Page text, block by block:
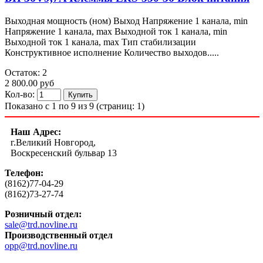
Выходная мощность (ном) Выход Напряжение 1 канала, min
Напряжение 1 канала, max Выходной ток 1 канала, min
Выходной ток 1 канала, max Тип стабилизации
Конструктивное исполнение Количество выходов.....
Остаток: 2
2 800.00 руб
Кол-во:
Показано с 1 по 9 из 9 (страниц: 1)
Наш Адрес:
г.Великий Новгород,
Воскресенский бульвар 13
Телефон:
(8162)77-04-29
(8162)73-27-74
Розничный отдел:
sale@trd.novline.ru
Производственный отдел
opp@trd.novline.ru